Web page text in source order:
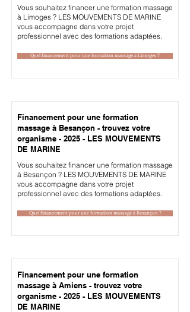
Vous souhaitez financer une formation massage
à Limoges ? LES MOUVEMENTS DE MARINE
vous accompagne dans votre projet
professionnel avec des formations adaptées.
Quel financement pour une formation massage à Limoges ?
Financement pour une formation
massage à Besançon - trouvez votre
organisme - 2025 - LES MOUVEMENTS
DE MARINE
Vous souhaitez financer une formation massage
à Besançon ? LES MOUVEMENTS DE MARINE
vous accompagne dans votre projet
professionnel avec des formations adaptées.
Quel financement pour une formation massage à Besançon ?
Financement pour une formation
massage à Amiens - trouvez votre
organisme - 2025 - LES MOUVEMENTS
DE MARINE